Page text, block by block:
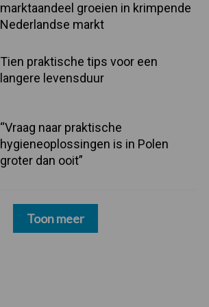
marktaandeel groeien in krimpende
Nederlandse markt
Tien praktische tips voor een
langere levensduur
“Vraag naar praktische
hygieneoplossingen is in Polen
groter dan ooit”
Toon meer